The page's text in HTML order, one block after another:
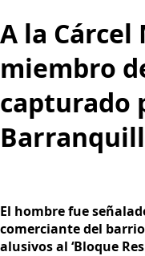
A la
miembro
capturado
El hombre fue
comerciante del
alusivos al ‘Bloque